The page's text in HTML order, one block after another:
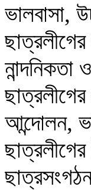
ভালবাসা,
আন্দোলন,